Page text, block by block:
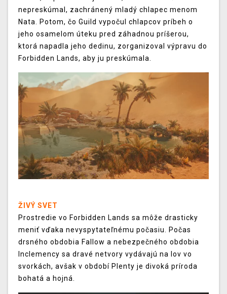
nepreskúmal, zachránený mladý chlapec menom
Nata. Potom, čo Guild vypočul chlapcov príbeh o
jeho osamelom úteku pred záhadnou príšerou,
ktorá napadla jeho dedinu, zorganizoval výpravu do
Forbidden Lands, aby ju preskúmala.
ŽIVÝ SVET
Prostredie vo Forbidden Lands sa môže drasticky
meniť vďaka nevyspytateľnému počasiu. Počas
drsného obdobia Fallow a nebezpečného obdobia
Inclemency sa dravé netvory vydávajú na lov vo
svorkách, avšak v období Plenty je divoká príroda
bohatá a hojná.